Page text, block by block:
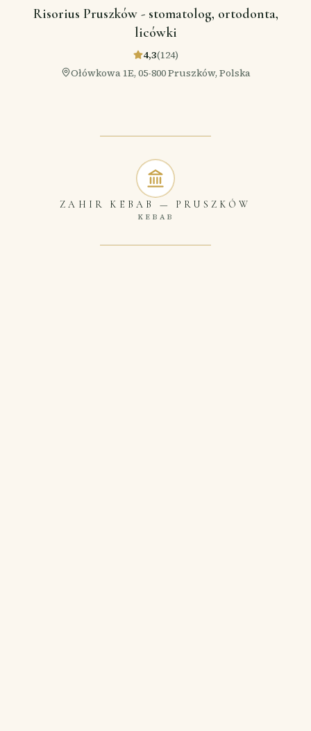
Risorius Pruszków - stomatolog, ortodonta,
licówki
4,3(124)
Ołówkowa 1E, 05-800 Pruszków, Polska
ZAHIR KEBAB — PRUSZKÓW
KEBAB